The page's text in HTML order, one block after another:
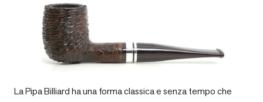
La Pipa Billiard ha una forma classica e senza tempo che